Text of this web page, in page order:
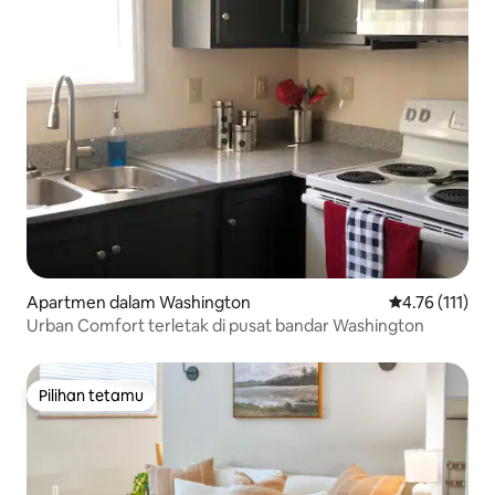
Apartmen dalam Washington Penarafan
4.76 (111)
Urban Comfort terletak di pusat bandar Washington
Pilihan tetamu
Pilihan tetamu